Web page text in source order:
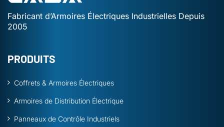
Fabricant d’Armoires Électriques Industrielles Depuis
2005
PRODUITS
Coffrets & Armoires Électriques
Armoires de Distribution Électrique
Panneaux de Contrôle Industriels